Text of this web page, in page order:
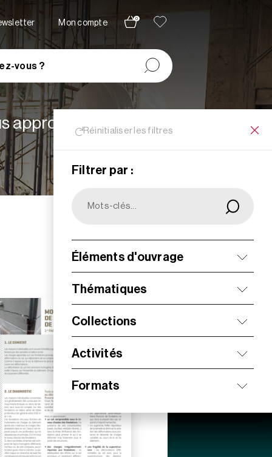
Mon compte
0
vous ?
Réinitialiser les filtres
Filtrer par :
Éléments d'ouvrage
Thématiques
Collections
Activités
Formats
appropriées à vos